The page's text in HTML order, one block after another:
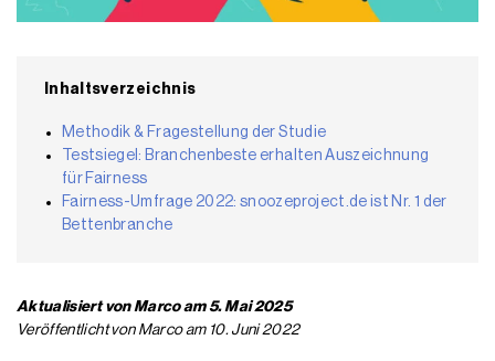
Inhaltsverzeichnis
Methodik & Fragestellung der Studie
Testsiegel: Branchenbeste erhalten Auszeichnung
für Fairness
Fairness-Umfrage 2022: snoozeproject.de ist Nr. 1 der
Bettenbranche
Aktualisiert von Marco am 5. Mai 2025
Veröffentlicht von Marco am 10. Juni 2022